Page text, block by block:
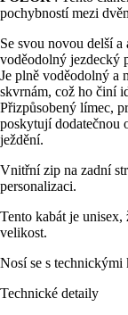
pochybností mezi
Se svou novou delší
voděodolný jezdecký
Je plně voděodolný a
skvrnám, což ho činí
Přizpůsobený límec,
poskytují dodatečnou
ježdění.
Vnitřní zip na zadní
personalizaci.
Tento kabát je
velikost.
Nosí se s technickými
Technické detaily